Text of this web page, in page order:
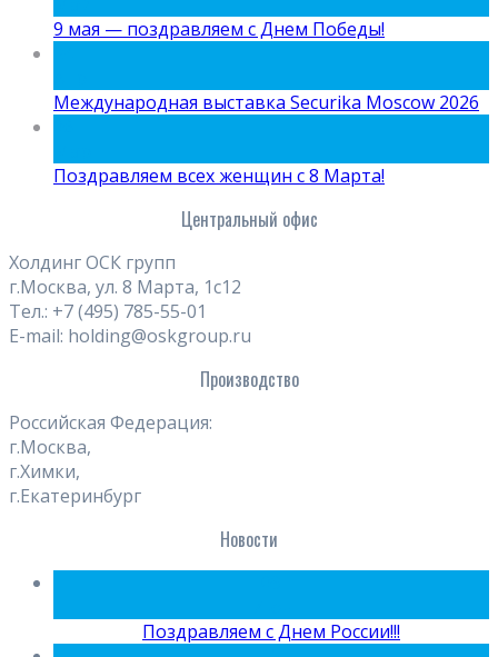
9 мая — поздравляем с Днем Победы!
Международная выставка Securika Moscow 2026
Поздравляем всех женщин с 8 Марта!
Центральный офис
Холдинг ОСК групп
г.Москва, ул. 8 Марта, 1с12
Тел.: +7 (495) 785-55-01
E-mail: holding@oskgroup.ru
Производство
Российская Федерация:
г.Москва,
г.Химки,
г.Екатеринбург
Новости
Поздравляем с Днем России!!!